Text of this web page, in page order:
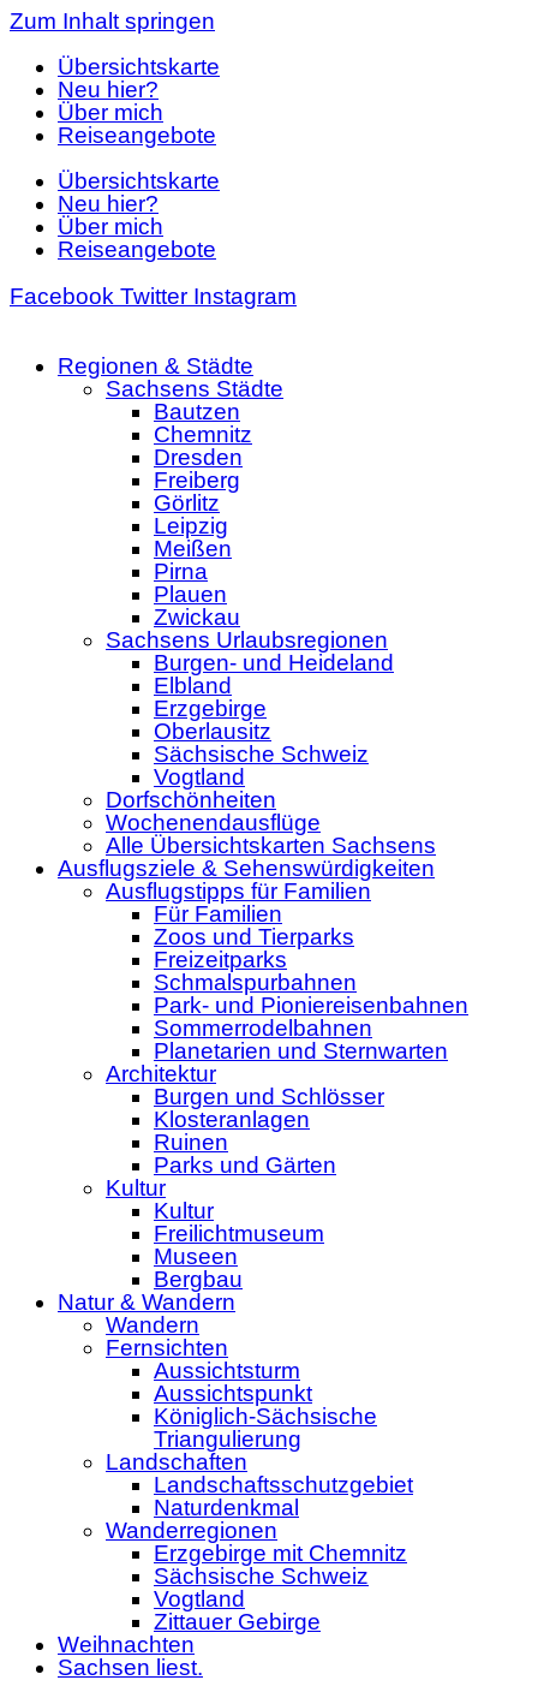
Zum Inhalt springen
Übersichtskarte
Neu hier?
Über mich
Reiseangebote
Übersichtskarte
Neu hier?
Über mich
Reiseangebote
Facebook Twitter Instagram
Regionen & Städte
Sachsens Städte
Bautzen
Chemnitz
Dresden
Freiberg
Görlitz
Leipzig
Meißen
Pirna
Plauen
Zwickau
Sachsens Urlaubsregionen
Burgen- und Heideland
Elbland
Erzgebirge
Oberlausitz
Sächsische Schweiz
Vogtland
Dorfschönheiten
Wochenendausflüge
Alle Übersichtskarten Sachsens
Ausflugsziele & Sehenswürdigkeiten
Ausflugstipps für Familien
Für Familien
Zoos und Tierparks
Freizeitparks
Schmalspurbahnen
Park- und Pioniereisenbahnen
Sommerrodelbahnen
Planetarien und Sternwarten
Architektur
Burgen und Schlösser
Klosteranlagen
Ruinen
Parks und Gärten
Kultur
Kultur
Freilichtmuseum
Museen
Bergbau
Natur & Wandern
Wandern
Fernsichten
Aussichtsturm
Aussichtspunkt
Königlich-Sächsische
Triangulierung
Landschaften
Landschaftsschutzgebiet
Naturdenkmal
Wanderregionen
Erzgebirge mit Chemnitz
Sächsische Schweiz
Vogtland
Zittauer Gebirge
Weihnachten
Sachsen liest.